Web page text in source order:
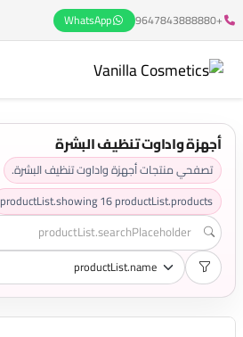
+9647843888880
WhatsApp
أجهزة واداوت تنظيف البشرة
تصفحي منتجات أجهزة واداوت تنظيف البشرة.
productList.showing16productList.products